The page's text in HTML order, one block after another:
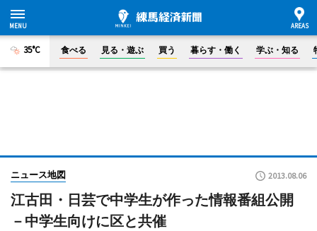
35°C 食べる 見る・遊ぶ 買う 暮らす・働く 学ぶ・知る
ニュース地図 2013.08.06
江古田・日芸で中学生が作った情報番組公開
－中学生向けに区と共催